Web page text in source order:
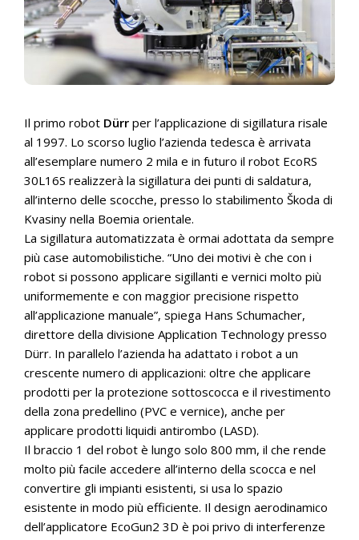
Il primo robot Dürr per l’applicazione di sigillatura risale
al 1997. Lo scorso luglio l’azienda tedesca è arrivata
all’esemplare numero 2 mila e in futuro il robot EcoRS
30L16S realizzerà la sigillatura dei punti di saldatura,
all’interno delle scocche, presso lo stabilimento Škoda di
Kvasiny nella Boemia orientale.
La sigillatura automatizzata è ormai adottata da sempre
più case automobilistiche. “Uno dei motivi è che con i
robot si possono applicare sigillanti e vernici molto più
uniformemente e con maggior precisione rispetto
all’applicazione manuale”, spiega Hans Schumacher,
direttore della divisione Application Technology presso
Dürr. In parallelo l’azienda ha adattato i robot a un
crescente numero di applicazioni: oltre che applicare
prodotti per la protezione sottoscocca e il rivestimento
della zona predellino (PVC e vernice), anche per
applicare prodotti liquidi antirombo (LASD).
Il braccio 1 del robot è lungo solo 800 mm, il che rende
molto più facile accedere all’interno della scocca e nel
convertire gli impianti esistenti, si usa lo spazio
esistente in modo più efficiente. Il design aerodinamico
dell’applicatore EcoGun2 3D è poi privo di interferenze